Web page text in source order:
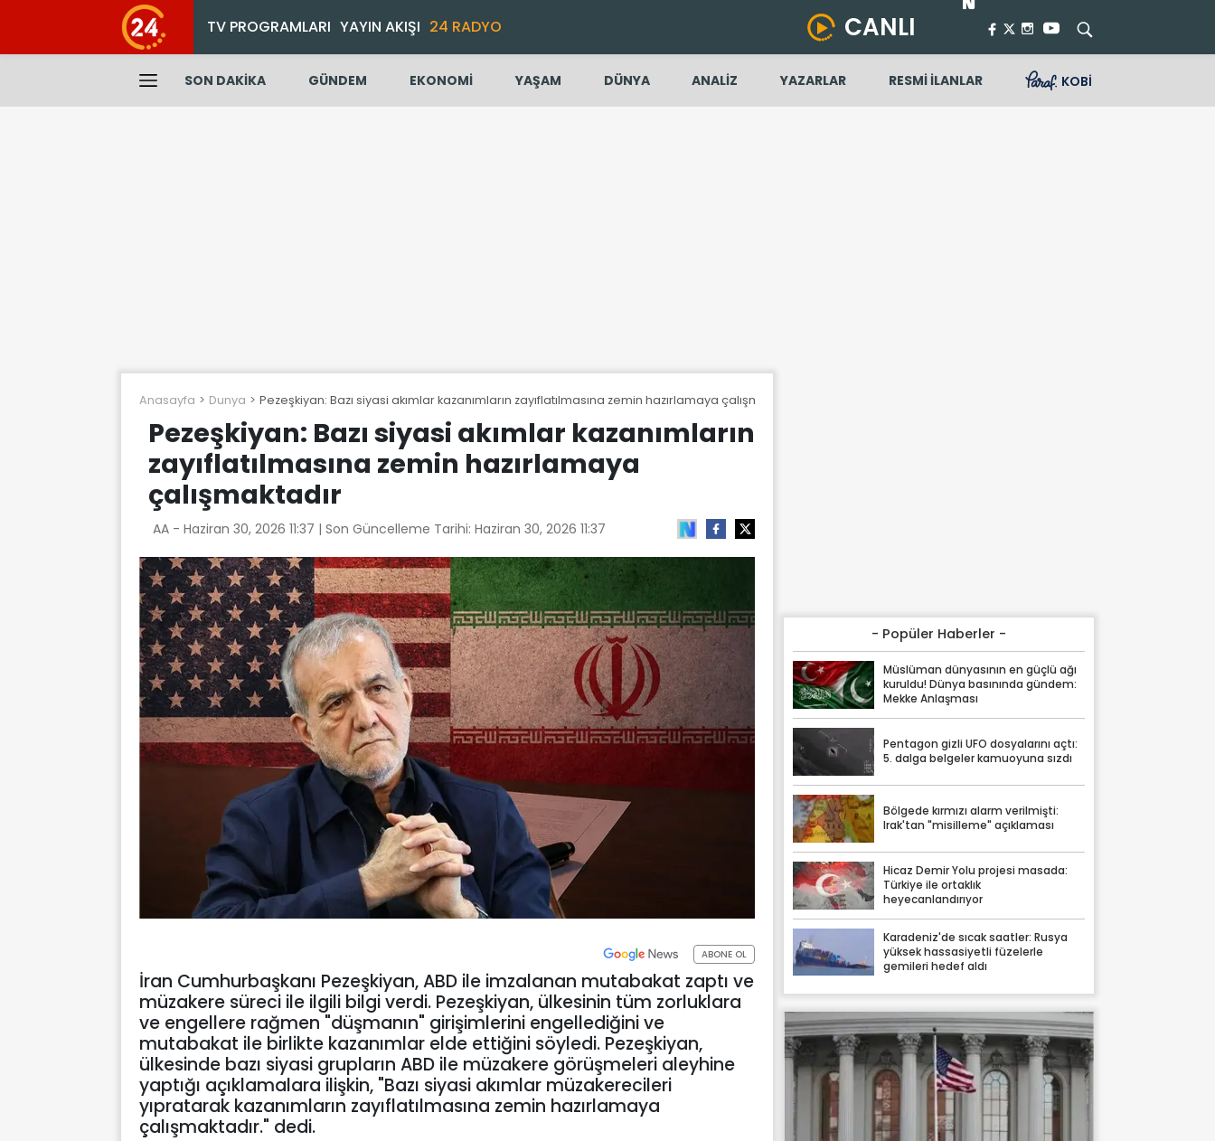
TV PROGRAMLARI YAYIN AKIŞI 24 RADYO CANLI
SON DAKİKA GÜNDEM EKONOMİ YAŞAM DÜNYA ANALİZ YAZARLAR RESMİ İLANLAR KOBİ
Anasayfa Dunya Pezeşkiyan: Bazı siyasi akımlar kazanımların zayıflatılmasına zemin hazırlamaya çalışmaktadır
Pezeşkiyan: Bazı siyasi akımlar kazanımların
zayıflatılmasına zemin hazırlamaya
çalışmaktadır
AA - Haziran 30, 2026 11:37 | Son Güncelleme Tarihi: Haziran 30, 2026 11:37
ABONE OL
İran Cumhurbaşkanı Pezeşkiyan, ABD ile imzalanan mutabakat zaptı ve
müzakere süreci ile ilgili bilgi verdi. Pezeşkiyan, ülkesinin tüm zorluklara
ve engellere rağmen "düşmanın" girişimlerini engellediğini ve
mutabakat ile birlikte kazanımlar elde ettiğini söyledi. Pezeşkiyan,
ülkesinde bazı siyasi grupların ABD ile müzakere görüşmeleri aleyhine
yaptığı açıklamalara ilişkin, "Bazı siyasi akımlar müzakerecileri
yıpratarak kazanımların zayıflatılmasına zemin hazırlamaya
çalışmaktadır." dedi.
- Popüler Haberler -
Müslüman dünyasının en güçlü ağı
kuruldu! Dünya basınında gündem:
Mekke Anlaşması
Pentagon gizli UFO dosyalarını açtı:
5. dalga belgeler kamuoyuna sızdı
Bölgede kırmızı alarm verilmişti:
Irak'tan "misilleme" açıklaması
Hicaz Demir Yolu projesi masada:
Türkiye ile ortaklık
heyecanlandırıyor
Karadeniz'de sıcak saatler: Rusya
yüksek hassasiyetli füzelerle
gemileri hedef aldı